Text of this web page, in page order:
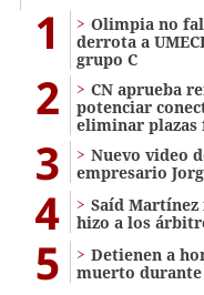
1
Olimpia no
derrota a
grupo C
2
CN aprueba
potenciar
eliminar plazas
3
Nuevo video
empresario
4
Saíd
hizo a los
5
Detienen a
muerto durante